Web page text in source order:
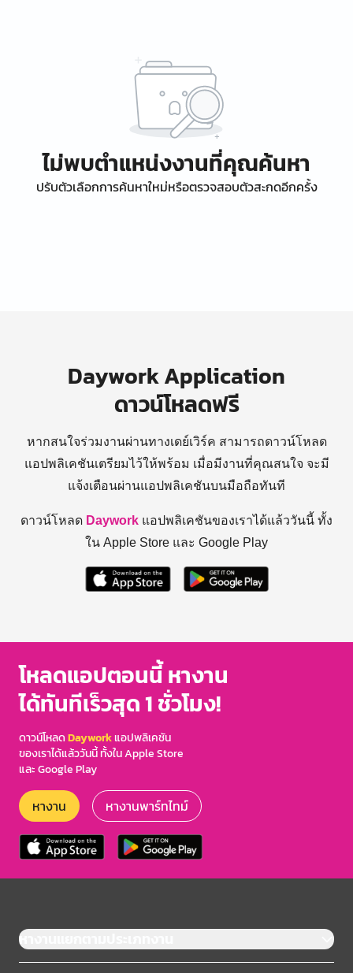
ไม่พบตำแหน่งงานที่คุณค้นหา
ปรับตัวเลือกการค้นหาใหม่หรือตรวจสอบตัวสะกดอีกครั้ง
Daywork Application
ดาวน์โหลดฟรี
หากสนใจร่วมงานผ่านทางเดย์เวิร์ค สามารถดาวน์โหลด
แอปพลิเคชันเตรียมไว้ให้พร้อม เมื่อมีงานที่คุณสนใจ จะมี
แจ้งเตือนผ่านแอปพลิเคชันบนมือถือทันที
ดาวน์โหลด Daywork แอปพลิเคชันของเราได้แล้ววันนี้ ทั้ง
ใน Apple Store และ Google Play
โหลดแอปตอนนี้ หางาน
ได้ทันทีเร็วสุด 1 ชั่วโมง!
ดาวน์โหลดDayworkแอปพลิเคชัน
ของเราได้แล้ววันนี้ ทั้งใน Apple Store
และ Google Play
หางาน หางานพาร์ทไทม์
หางานแยกตามประเภทงาน